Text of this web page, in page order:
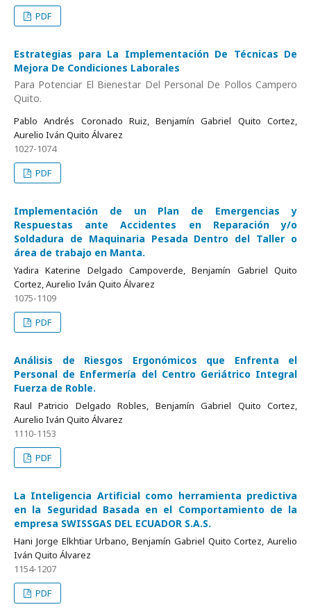
PDF
Estrategias para La Implementación De Técnicas De
Mejora De Condiciones Laborales
Para Potenciar El Bienestar Del Personal De Pollos Campero
Quito.
Pablo Andrés Coronado Ruiz, Benjamín Gabriel Quito Cortez,
Aurelio Iván Quito Álvarez
1027-1074
PDF
Implementación de un Plan de Emergencias y
Respuestas ante Accidentes en Reparación y/o
Soldadura de Maquinaria Pesada Dentro del Taller o
área de trabajo en Manta.
Yadira Katerine Delgado Campoverde, Benjamín Gabriel Quito
Cortez, Aurelio Iván Quito Álvarez
1075-1109
PDF
Análisis de Riesgos Ergonómicos que Enfrenta el
Personal de Enfermería del Centro Geriátrico Integral
Fuerza de Roble.
Raul Patricio Delgado Robles, Benjamín Gabriel Quito Cortez,
Aurelio Iván Quito Álvarez
1110-1153
PDF
La Inteligencia Artificial como herramienta predictiva
en la Seguridad Basada en el Comportamiento de la
empresa SWISSGAS DEL ECUADOR S.A.S.
Hani Jorge Elkhtiar Urbano, Benjamín Gabriel Quito Cortez, Aurelio
Iván Quito Álvarez
1154-1207
PDF